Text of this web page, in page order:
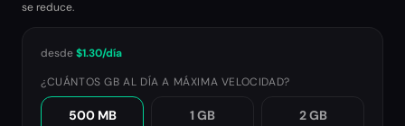
se reduce.
desde$1.30/día
¿CUÁNTOS GB AL DÍA A MÁXIMA VELOCIDAD?
500 MB 1 GB 2 GB